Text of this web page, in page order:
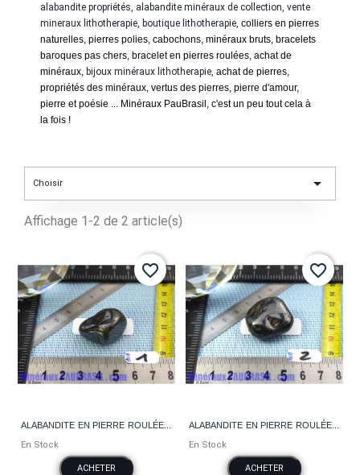
alabandite propriétés, alabandite minéraux de collection, vente
mineraux lithotherapie, boutique lithotherapie, colliers en pierres
naturelles, pierres polies, cabochons, minéraux bruts, bracelets
baroques pas chers, bracelet en pierres roulées, achat de
minéraux, bijoux minéraux lithotherapie, achat de pierres,
propriétés des minéraux, vertus des pierres, pierre d'amour,
pierre et poésie ... Minéraux PauBrasil, c'est un peu tout cela à
la fois !
Choisir 
Affichage 1-2 de 2 article(s)
ALABANDITE EN PIERRE ROULÉE...
En Stock
ACHETER
favorite_border
ALABANDITE EN PIERRE ROULÉE...
En Stock
ACHETER
favorite_border